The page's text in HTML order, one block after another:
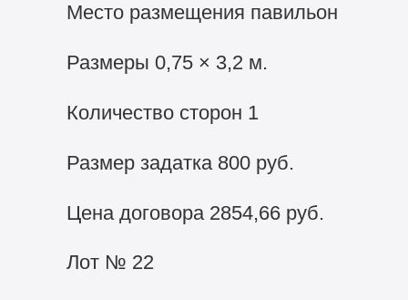
Место размещения павильон
Размеры 0,75 × 3,2 м.
Количество сторон 1
Размер задатка 800 руб.
Цена договора 2854,66 руб.
Лот № 22